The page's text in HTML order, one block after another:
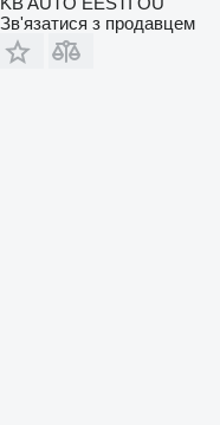
Зв'язатися з продавцем